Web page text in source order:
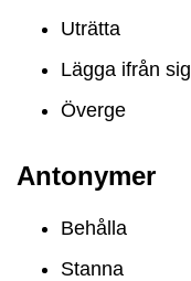
Uträtta
Lägga ifrån sig
Överge
Antonymer
Behålla
Stanna